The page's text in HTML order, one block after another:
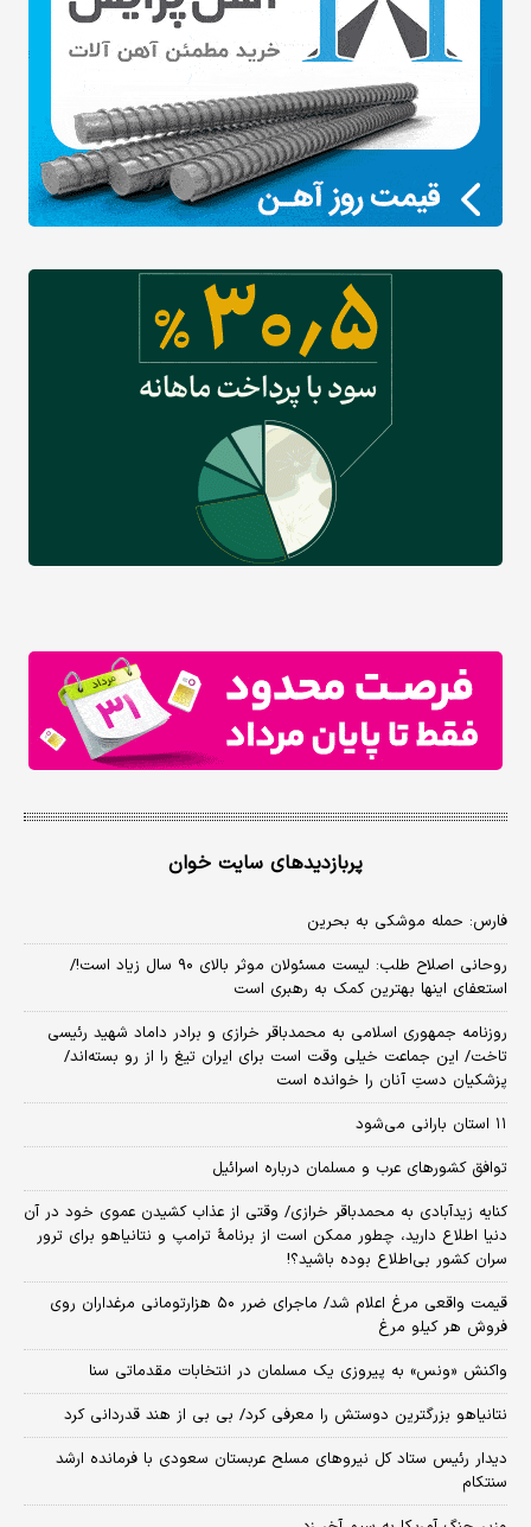
پربازدیدهای سایت خوان
فارس: حمله موشکی به بحرین
روحانی اصلاح طلب: ‌لیست مسئولان موثر بالای ۹۰ سال زیاد است!/
استعفای اینها بهترین کمک به رهبری است
روزنامه جمهوری اسلامی به محمدباقر خرازی و برادر داماد شهید رئیسی
تاخت/ این جماعت خیلی وقت است برای ایران تیغ را از رو بسته‌اند/
پزشکیان دستِ آنان را خوانده است
۱۱ استان بارانی می‌شود
توافق کشورهای عرب و مسلمان درباره اسرائیل
کنایه زیدآبادی به محمدباقر خرازی/ وقتی از عذاب کشیدن عموی خود در آن
دنیا اطلاع دارید، چطور ممکن است از برنامهٔ ترامپ و نتانیاهو برای ترور
سران کشور بی‌اطلاع بوده باشید؟!
قیمت واقعی مرغ اعلام شد/ ماجرای ضرر ۵۰ هزارتومانی مرغداران روی
فروش هر کیلو مرغ
واکنش «ونس» به پیروزی یک مسلمان در انتخابات مقدماتی سنا
نتانیاهو بزرگترین دوستش را معرفی کرد/ بی بی از هند قدردانی کرد
دیدار رئیس ستاد کل نیروهای مسلح عربستان سعودی با فرمانده ارشد
سنتکام